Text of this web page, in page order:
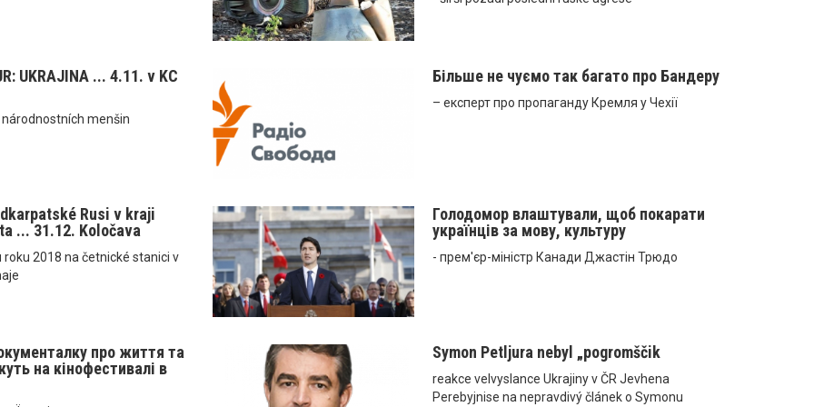
UKRAJINA ... 4.11. v KC
menšin
Більше не чуємо так багато про Бандеру
– експерт про пропаганду Кремля у Чехії
Rusi v kraji
... 31.12. Koločava
roku 2018 na četnické stanici v
Голодомор влаштували, щоб покарати
українців за мову, культуру
- прем'єр-міністр Канади Джастін Трюдо
про життя та
на кінофестивалі в
Symon Petljura nebyl „pogromščik
reakce velvyslance Ukrajiny v ČR Jevhena
Perebyjnise na nepravdivý článek o Symonu